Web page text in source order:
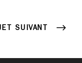
SUIVANT